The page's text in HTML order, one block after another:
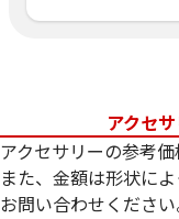
アクセ
アクセサリーの参考
また、金額は形状に
お問い合わせください